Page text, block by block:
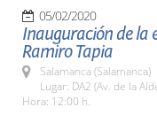
05/02/2020
Inauguración de la
Ramiro Tapia
Salamanca (Salamanca)
Lugar: DA2 (Av. de la
Hora: 12:00 h.